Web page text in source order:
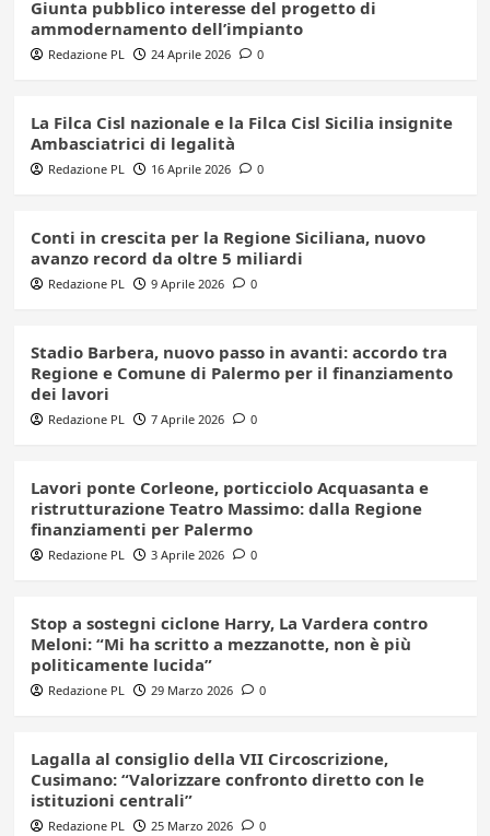
Giunta pubblico interesse del progetto di
ammodernamento dell’impianto
Redazione PL 24 Aprile 2026 0
La Filca Cisl nazionale e la Filca Cisl Sicilia insignite
Ambasciatrici di legalità
Redazione PL 16 Aprile 2026 0
Conti in crescita per la Regione Siciliana, nuovo
avanzo record da oltre 5 miliardi
Redazione PL 9 Aprile 2026 0
Stadio Barbera, nuovo passo in avanti: accordo tra
Regione e Comune di Palermo per il finanziamento
dei lavori
Redazione PL 7 Aprile 2026 0
Lavori ponte Corleone, porticciolo Acquasanta e
ristrutturazione Teatro Massimo: dalla Regione
finanziamenti per Palermo
Redazione PL 3 Aprile 2026 0
Stop a sostegni ciclone Harry, La Vardera contro
Meloni: “Mi ha scritto a mezzanotte, non è più
politicamente lucida”
Redazione PL 29 Marzo 2026 0
Lagalla al consiglio della VII Circoscrizione,
Cusimano: “Valorizzare confronto diretto con le
istituzioni centrali”
Redazione PL 25 Marzo 2026 0